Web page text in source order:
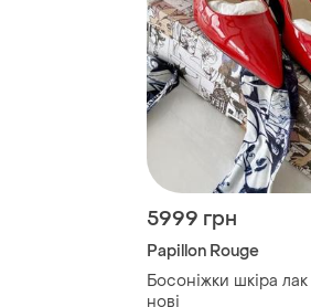
5999 грн
Papillon Rouge
Босоніжки шкіра
нові